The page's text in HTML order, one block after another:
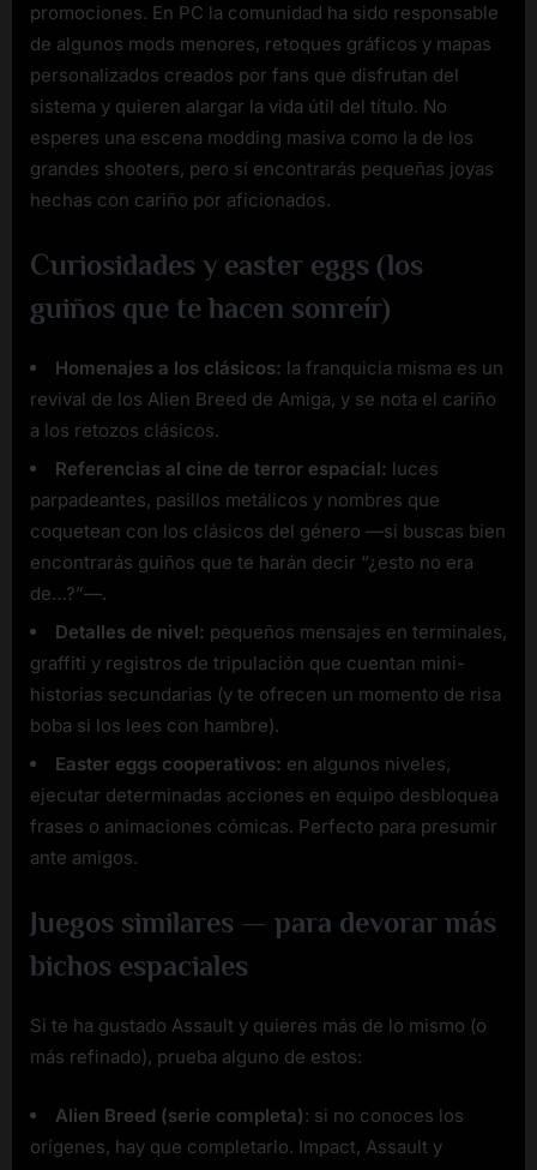
promociones. En PC la comunidad ha sido responsable
de algunos mods menores, retoques gráficos y mapas
personalizados creados por fans que disfrutan del
sistema y quieren alargar la vida útil del título. No
esperes una escena modding masiva como la de los
grandes shooters, pero sí encontrarás pequeñas joyas
hechas con cariño por aficionados.
Curiosidades y easter eggs (los
guiños que te hacen sonreír)
Homenajes a los clásicos: la franquicia misma es un
revival de los Alien Breed de Amiga, y se nota el cariño
a los retozos clásicos.
Referencias al cine de terror espacial: luces
parpadeantes, pasillos metálicos y nombres que
coquetean con los clásicos del género —si buscas bien
encontrarás guiños que te harán decir “¿esto no era
de…?”—.
Detalles de nivel: pequeños mensajes en terminales,
graffiti y registros de tripulación que cuentan mini-
historias secundarias (y te ofrecen un momento de risa
boba si los lees con hambre).
Easter eggs cooperativos: en algunos niveles,
ejecutar determinadas acciones en equipo desbloquea
frases o animaciones cómicas. Perfecto para presumir
ante amigos.
Juegos similares — para devorar más
bichos espaciales
Si te ha gustado Assault y quieres más de lo mismo (o
más refinado), prueba alguno de estos:
Alien Breed (serie completa): si no conoces los
orígenes, hay que completarlo. Impact, Assault y